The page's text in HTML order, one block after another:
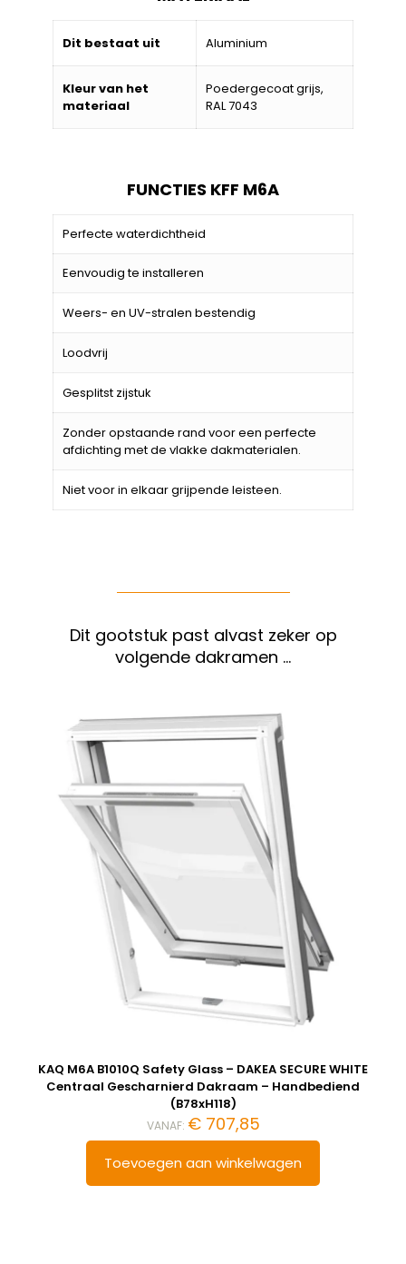
Dit bestaat uit Aluminium
Kleur van het
materiaal
Poedergecoat grijs,
RAL 7043
FUNCTIES KFF M6A
Perfecte waterdichtheid
Eenvoudig te installeren
Weers- en UV-stralen bestendig
Loodvrij
Gesplitst zijstuk
Zonder opstaande rand voor een perfecte
afdichting met de vlakke dakmaterialen.
Niet voor in elkaar grijpende leisteen.
Dit gootstuk past alvast zeker op
volgende dakramen …
KAQ M6A B1010Q Safety Glass – DAKEA SECURE WHITE
Centraal Gescharnierd Dakraam – Handbediend
(B78xH118)
VANAF: €707,85
Toevoegen aan winkelwagen